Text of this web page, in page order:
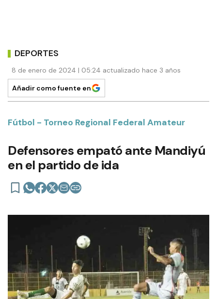
DEPORTES
8 de enero de 2024 | 05:24 actualizado hace 3 años
Añadir como fuente en
Fútbol - Torneo Regional Federal Amateur
Defensores empató ante Mandiyú
en el partido de ida